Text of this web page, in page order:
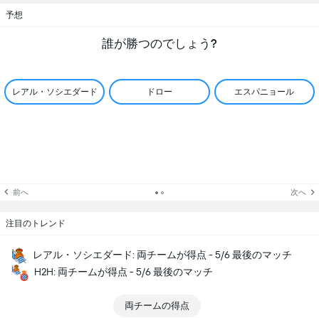
予想
誰が勝つのでしょう?
レアル・ソシエダード ドロー エスパニョール
前へ 次へ
注目のトレンド
レアル・ソシエダード: 両チームが得点 - 5/6 最後のマッチ
H2H: 両チームが得点 - 5/6 最後のマッチ
両チームの得点